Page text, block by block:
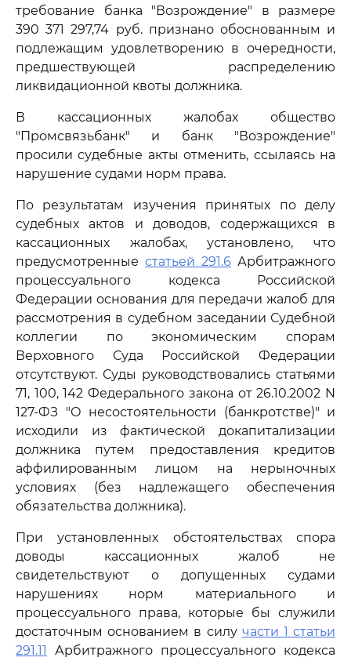
требование банка "Возрождение" в размере
390 371 297,74 руб. признано обоснованным и
подлежащим удовлетворению в очередности,
предшествующей распределению
ликвидационной квоты должника.
В кассационных жалобах общество
"Промсвязьбанк" и банк "Возрождение"
просили судебные акты отменить, ссылаясь на
нарушение судами норм права.
По результатам изучения принятых по делу
судебных актов и доводов, содержащихся в
кассационных жалобах, установлено, что
предусмотренные статьей 291.6 Арбитражного
процессуального кодекса Российской
Федерации основания для передачи жалоб для
рассмотрения в судебном заседании Судебной
коллегии по экономическим спорам
Верховного Суда Российской Федерации
отсутствуют. Суды руководствовались статьями
71, 100, 142 Федерального закона от 26.10.2002 N
127-ФЗ "О несостоятельности (банкротстве)" и
исходили из фактической докапитализации
должника путем предоставления кредитов
аффилированным лицом на нерыночных
условиях (без надлежащего обеспечения
обязательства должника).
При установленных обстоятельствах спора
доводы кассационных жалоб не
свидетельствуют о допущенных судами
нарушениях норм материального и
процессуального права, которые бы служили
достаточным основанием в силу части 1 статьи
291.11
Арбитражного процессуального кодекса